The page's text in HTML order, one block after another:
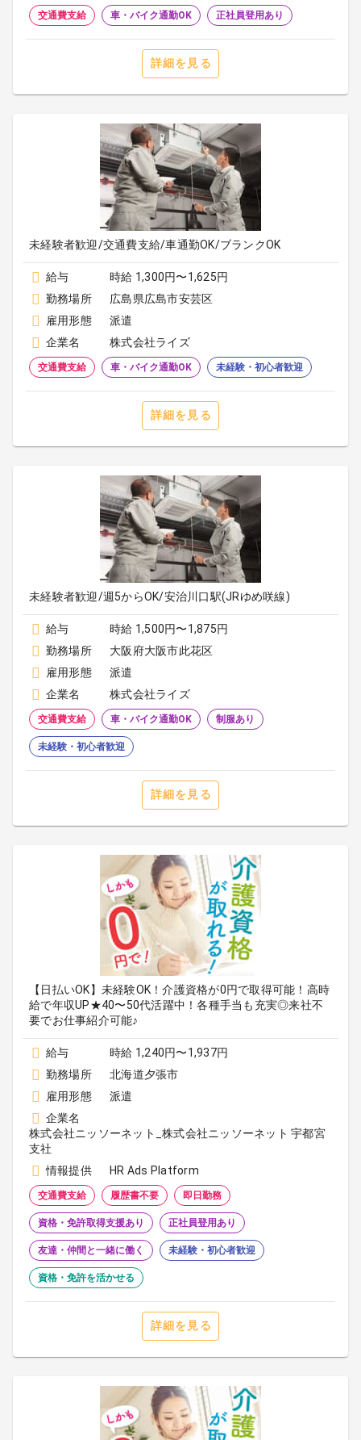
交通費支給 車・バイク通勤OK 正社員登用あり
詳細を見る
未経験者歓迎/交通費支給/車通勤OK/ブランクOK
給与
時給 1,300円〜1,625円
勤務場所
広島県広島市安芸区
雇用形態
派遣
企業名
株式会社ライズ
交通費支給 車・バイク通勤OK 未経験・初心者歓迎
詳細を見る
未経験者歓迎/週5からOK/安治川口駅(JRゆめ咲線)
給与
時給 1,500円〜1,875円
勤務場所
大阪府大阪市此花区
雇用形態
派遣
企業名
株式会社ライズ
交通費支給 車・バイク通勤OK 制服あり
未経験・初心者歓迎
詳細を見る
【日払いOK】未経験OK！介護資格が0円で取得可能！高時
給で年収UP★40〜50代活躍中！各種手当も充実◎来社不
要でお仕事紹介可能♪
給与
時給 1,240円〜1,937円
勤務場所
北海道夕張市
雇用形態
派遣
企業名
株式会社ニッソーネット_株式会社ニッソーネット 宇都宮
支社
情報提供
HR Ads Platform
交通費支給 履歴書不要 即日勤務
資格・免許取得支援あり 正社員登用あり
友達・仲間と一緒に働く 未経験・初心者歓迎
資格・免許を活かせる
詳細を見る